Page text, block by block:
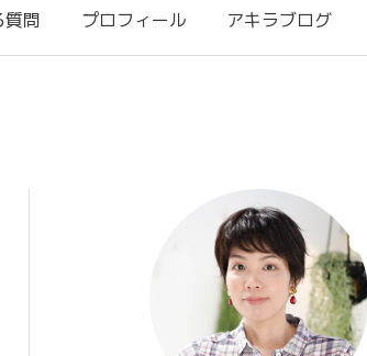
質問 プロフィール アキラブログ